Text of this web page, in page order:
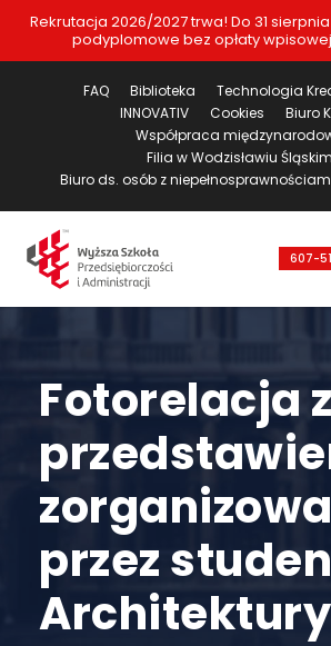
Rekrutacja 2026/2027 trwa! Do 31
podyplomowe bez opłaty
FAQ Biblioteka
Technologia
INNOVATIV
Cookies
Biuro
Współpraca
Filia w Wodzisławiu Śląskim
Biuro ds. osób z
607-
Fotorelacja
przez
Architektury